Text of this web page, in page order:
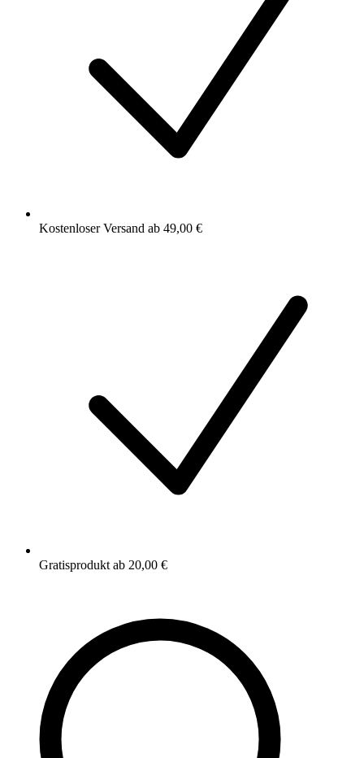
Kostenloser Versand ab 49,00 €
Gratisprodukt ab 20,00 €